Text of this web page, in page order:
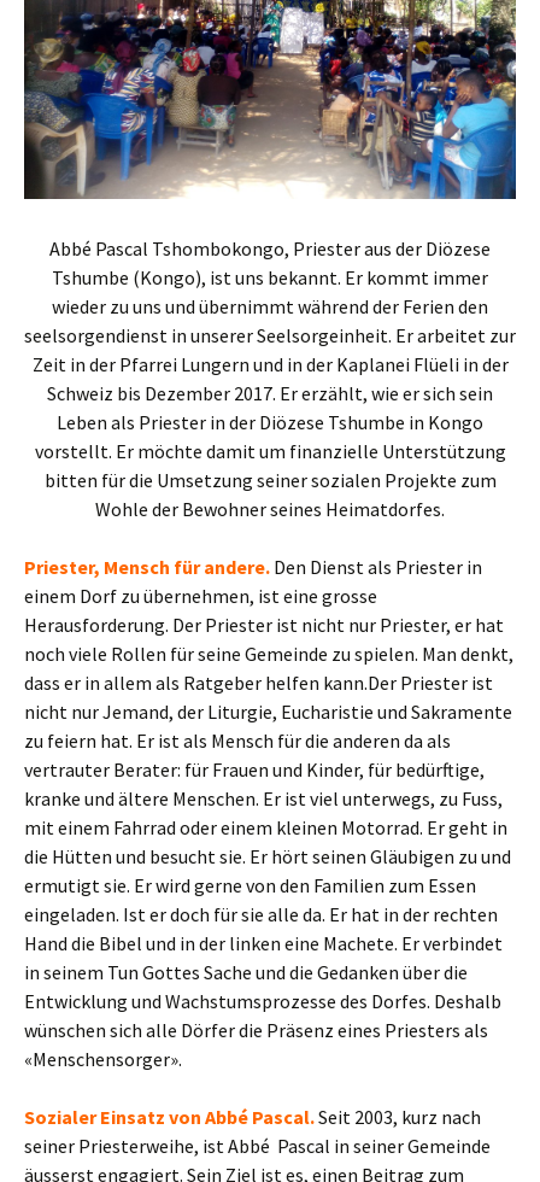
Abbé Pascal Tshombokongo, Priester aus der Diözese
Tshumbe (Kongo), ist uns bekannt. Er kommt immer
wieder zu uns und übernimmt während der Ferien den
seelsorgendienst in unserer Seelsorgeinheit. Er arbeitet zur
Zeit in der Pfarrei Lungern und in der Kaplanei Flüeli in der
Schweiz bis Dezember 2017. Er erzählt, wie er sich sein
Leben als Priester in der Diözese Tshumbe in Kongo
vorstellt. Er möchte damit um finanzielle Unterstützung
bitten für die Umsetzung seiner sozialen Projekte zum
Wohle der Bewohner seines Heimatdorfes.
Priester, Mensch für andere. Den Dienst als Priester in
einem Dorf zu übernehmen, ist eine grosse
Herausforderung. Der Priester ist nicht nur Priester, er hat
noch viele Rollen für seine Gemeinde zu spielen. Man denkt,
dass er in allem als Ratgeber helfen kann.Der Priester ist
nicht nur Jemand, der Liturgie, Eucharistie und Sakramente
zu feiern hat. Er ist als Mensch für die anderen da als
vertrauter Berater: für Frauen und Kinder, für bedürftige,
kranke und ältere Menschen. Er ist viel unterwegs, zu Fuss,
mit einem Fahrrad oder einem kleinen Motorrad. Er geht in
die Hütten und besucht sie. Er hört seinen Gläubigen zu und
ermutigt sie. Er wird gerne von den Familien zum Essen
eingeladen. Ist er doch für sie alle da. Er hat in der rechten
Hand die Bibel und in der linken eine Machete. Er verbindet
in seinem Tun Gottes Sache und die Gedanken über die
Entwicklung und Wachstumsprozesse des Dorfes. Deshalb
wünschen sich alle Dörfer die Präsenz eines Priesters als
«Menschensorger».
Sozialer Einsatz von Abbé Pascal.Seit 2003, kurz nach
seiner Priesterweihe, ist Abbé Pascal in seiner Gemeinde
äusserst engagiert. Sein Ziel ist es, einen Beitrag zum